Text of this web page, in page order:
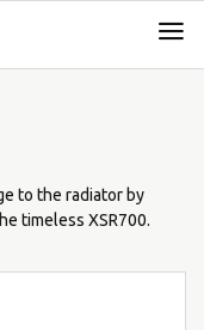
to the radiator by
timeless XSR700.